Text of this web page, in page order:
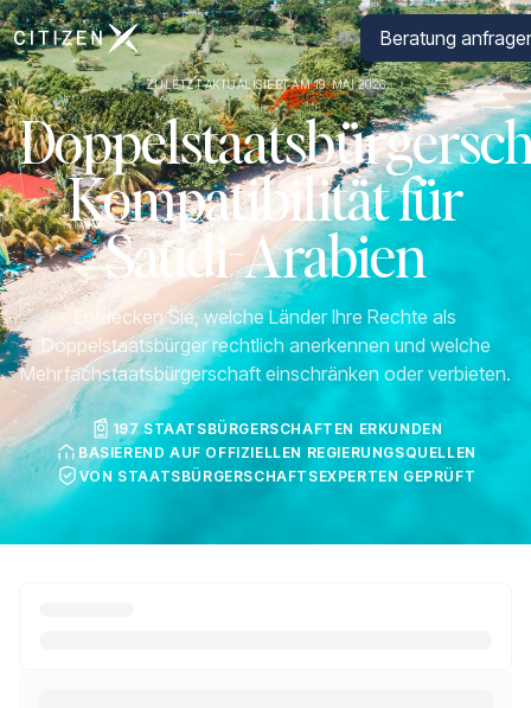
Zur Startseite von CitizenX Beratung
ZULETZT AKTUALISIERT AM 19. MAI 2026
Kompatibilität für
Saudi-Arabien
Entdecken Sie, welche Länder Ihre Rechte als
Doppelstaatsbürger rechtlich anerkennen und welche
Mehrfachstaatsbürgerschaft einschränken oder verbieten.
197 STAATSBÜRGERSCHAFTEN ERKUNDEN
BASIEREND AUF OFFIZIELLEN REGIERUNGSQUELLEN
VON STAATSBÜRGERSCHAFTSEXPERTEN GEPRÜFT